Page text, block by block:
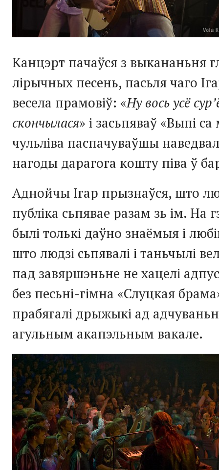
Канцэрт пачаўся з выкананьня
лірычных песень, пасьля чаго
весела прамовіў: «Ну вось усё
скончылася» і засьпяваў «Выпі
чульліва паспачуваўшы
нагоды дарагога кошту піва ў
Аднойчы Ігар прызнаўся, што
публіка сьпявае разам зь ім. На
былі толькі даўно знаёмыя і
што людзі сьпявалі і таньчылі
пад завяршэньне не хацелі
без песьні-гімна «Слуцкая
прабягалі дрыжыкі ад
агульным акапэльным вакале.